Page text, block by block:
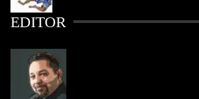
EDITOR